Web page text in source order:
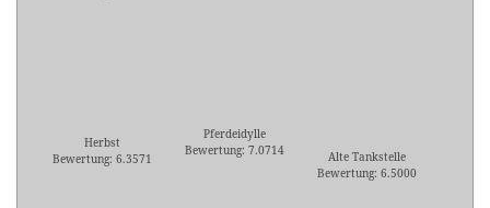
Herbst
Bewertung: 6.3571
Pferdeidylle
Bewertung: 7.0714
Alte Tankstelle
Bewertung: 6.5000